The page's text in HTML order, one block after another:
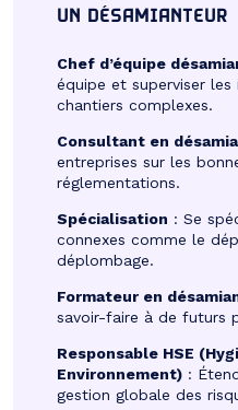
UN DÉSAMIANTEUR
Chef d’équipe
équipe et superviser les
chantiers complexes.
Consultant en
entreprises sur les
réglementations.
Spécialisation : Se
connexes comme le
déplombage.
Formateur en
savoir-faire à de futurs
Responsable HSE
Environnement) :
gestion globale des